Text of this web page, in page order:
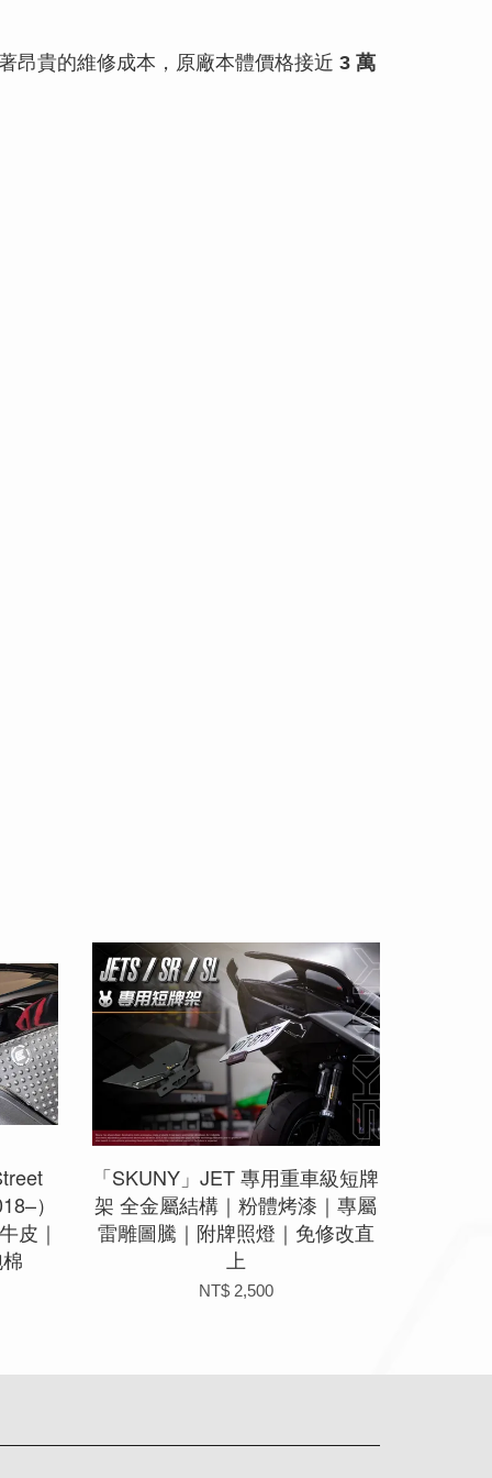
昂貴的維修成本，原廠本體價格接近 3 萬
）
皮｜
「SKUNY」JET 專用重車級短牌
架 全金屬結構｜粉體烤漆｜專屬
雷雕圖騰｜附牌照燈｜免修改直
上
NT$ 2,500